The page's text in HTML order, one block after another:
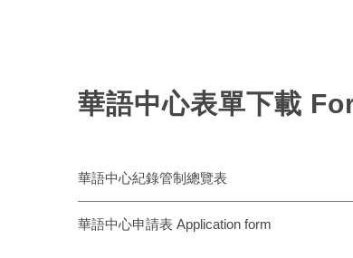
華語中心表單下載
華語中心紀錄管制總覽表
華語中心申請表 Application form